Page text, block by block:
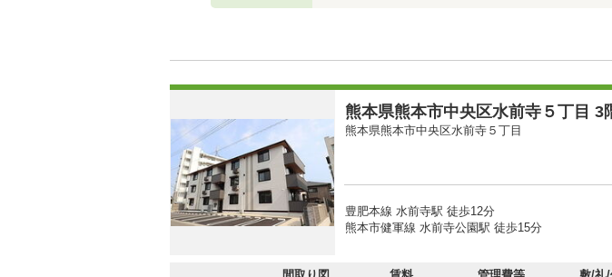
熊本県熊本市中央区水前寺５丁目 3
熊本県熊本市中央区水前寺５丁目
豊肥本線 水前寺駅 徒歩12分
熊本市健軍線 水前寺公園駅 徒歩15分